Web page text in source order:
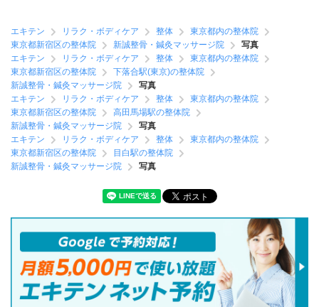
エキテン リラク・ボディケア 整体
東京都内の整体院
東京都新宿区の整体院
新誠整骨・鍼灸マッサージ院
写真
エキテン
リラク・ボディケア 整体
東京都内の整体院
東京都新宿区の整体院
下落合駅(東京)の整体院
新誠整骨・鍼灸マッサージ院
写真
エキテン
リラク・ボディケア 整体
東京都内の整体院
東京都新宿区の整体院
高田馬場駅の整体院
新誠整骨・鍼灸マッサージ院
写真
エキテン
リラク・ボディケア 整体
東京都内の整体院
東京都新宿区の整体院
目白駅の整体院
新誠整骨・鍼灸マッサージ院
写真